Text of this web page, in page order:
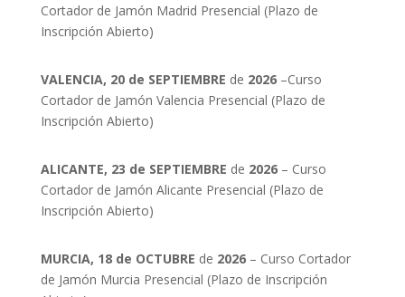
Cortador de Jamón Madrid Presencial (Plazo de
Inscripción Abierto)
VALENCIA, 20 de SEPTIEMBRE de 2026–Curso
Cortador de Jamón Valencia Presencial (Plazo de
Inscripción Abierto)
ALICANTE, 23 de SEPTIEMBRE de 2026– Curso
Cortador de Jamón Alicante Presencial (Plazo de
Inscripción Abierto)
MURCIA, 18 de OCTUBRE de 2026– Curso Cortador
de Jamón Murcia Presencial (Plazo de Inscripción